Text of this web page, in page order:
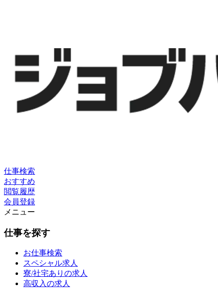
仕事検索
おすすめ
閲覧履歴
会員登録
メニュー
仕事を探す
お仕事検索
スペシャル求人
寮/社宅ありの求人
高収入の求人